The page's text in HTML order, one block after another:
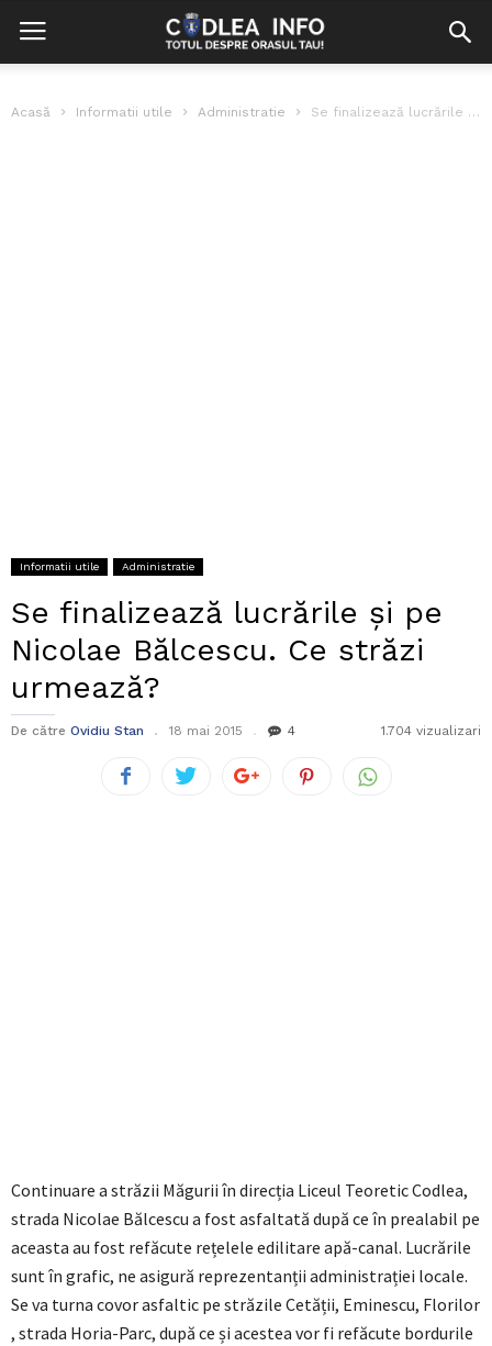
Acasă Informatii utile Administratie Se finalizează lucrările și pe Nicolae Bălcescu. Ce străzi urmează?
Informatii utile Administratie
Se finalizează lucrările și pe
Nicolae Bălcescu. Ce străzi
urmează?
De către Ovidiu Stan 18 mai 2015 4 1.704 vizualizari
Continuare a străzii Măgurii în direcția Liceul Teoretic Codlea,
strada Nicolae Bălcescu a fost asfaltată după ce în prealabil pe
aceasta au fost refăcute rețelele edilitare apă-canal. Lucrările
sunt în grafic, ne asigură reprezentanții administrației locale.
Se va turna covor asfaltic pe străzile Cetății, Eminescu, Florilor
, strada Horia-Parc, după ce și acestea vor fi refăcute bordurile